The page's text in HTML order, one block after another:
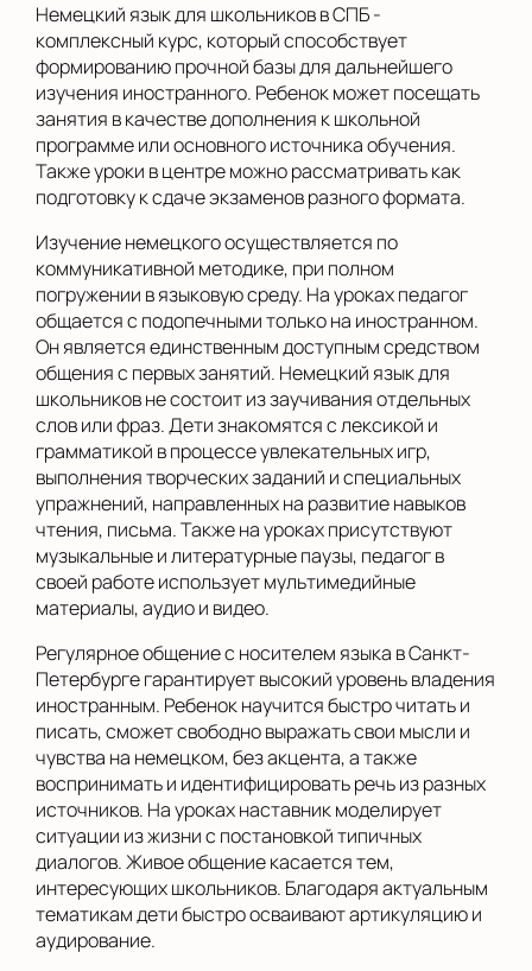
Немецкий язык для школьников в СПБ -
комплексный курс, который способствует
формированию прочной базы для дальнейшего
изучения иностранного. Ребенок может посещать
занятия в качестве дополнения к школьной
программе или основного источника обучения.
Также уроки в центре можно рассматривать как
подготовку к сдаче экзаменов разного формата.
Изучение немецкого осуществляется по
коммуникативной методике, при полном
погружении в языковую среду. На уроках педагог
общается с подопечными только на иностранном.
Он является единственным доступным средством
общения с первых занятий. Немецкий язык для
школьников не состоит из заучивания отдельных
слов или фраз. Дети знакомятся с лексикой и
грамматикой в процессе увлекательных игр,
выполнения творческих заданий и специальных
упражнений, направленных на развитие навыков
чтения, письма. Также на уроках присутствуют
музыкальные и литературные паузы, педагог в
своей работе использует мультимедийные
материалы, аудио и видео.
Регулярное общение с носителем языка в Санкт-
Петербурге гарантирует высокий уровень владения
иностранным. Ребенок научится быстро читать и
писать, сможет свободно выражать свои мысли и
чувства на немецком, без акцента, а также
воспринимать и идентифицировать речь из разных
источников. На уроках наставник моделирует
ситуации из жизни с постановкой типичных
диалогов. Живое общение касается тем,
интересующих школьников. Благодаря актуальным
тематикам дети быстро осваивают артикуляцию и
аудирование.